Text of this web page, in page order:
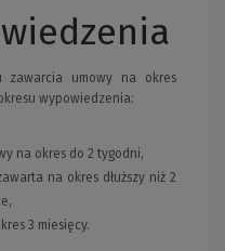
zawarcia umowy na okres
wypowiedzenia:
na okres do 2 tygodni,
na okres dłuższy niż 2
3 miesięcy.